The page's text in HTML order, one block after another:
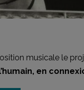
musicale le
en